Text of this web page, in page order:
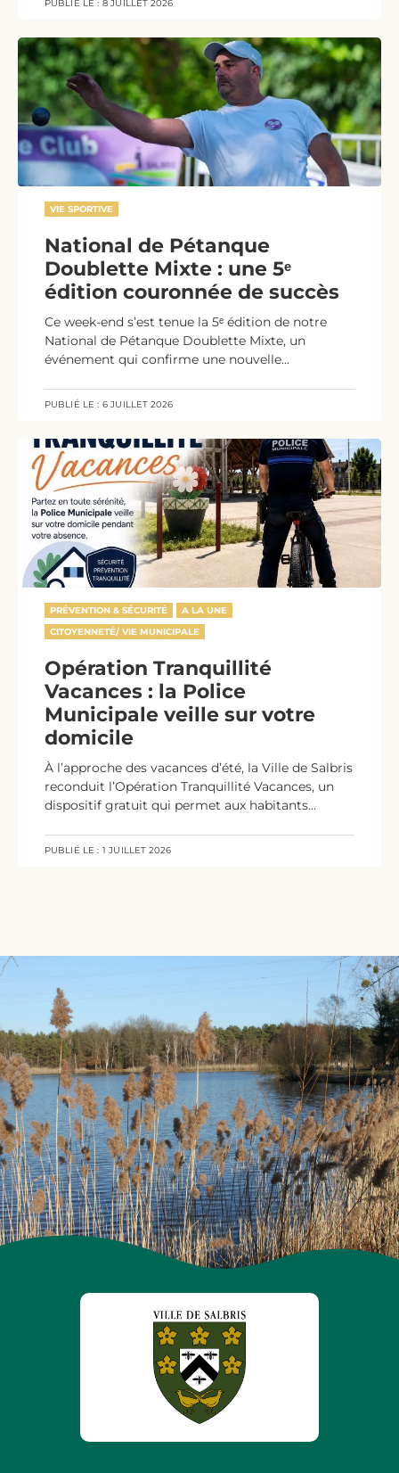
PUBLIÉ LE : 8 JUILLET 2026
VIE SPORTIVE
National de Pétanque
Doublette Mixte : une 5ᵉ
édition couronnée de succès
Ce week-end s’est tenue la 5ᵉ édition de notre
National de Pétanque Doublette Mixte, un
événement qui confirme une nouvelle...
PUBLIÉ LE : 6 JUILLET 2026
PRÉVENTION & SÉCURITÉ
A LA UNE
CITOYENNETÉ/ VIE MUNICIPALE
Opération Tranquillité
Vacances : la Police
Municipale veille sur votre
domicile
À l’approche des vacances d’été, la Ville de Salbris
reconduit l’Opération Tranquillité Vacances, un
dispositif gratuit qui permet aux habitants...
PUBLIÉ LE : 1 JUILLET 2026